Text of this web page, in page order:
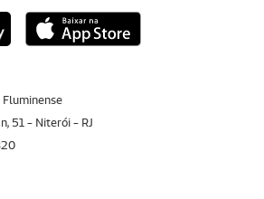
51 - Niterói - RJ